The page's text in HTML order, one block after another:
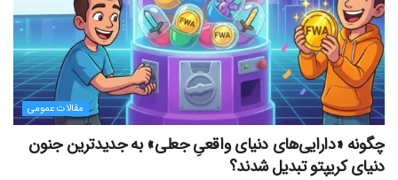
مقالات عمومی
چگونه «دارایی‌های دنیای واقعیِ جعلی» به جدیدترین جنون
دنیای کریپتو تبدیل شدند؟